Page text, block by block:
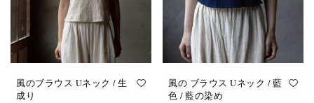
風のブラウス Uネック / 生
成り
風の ブラウス Uネック / 藍
色 / 藍の染め